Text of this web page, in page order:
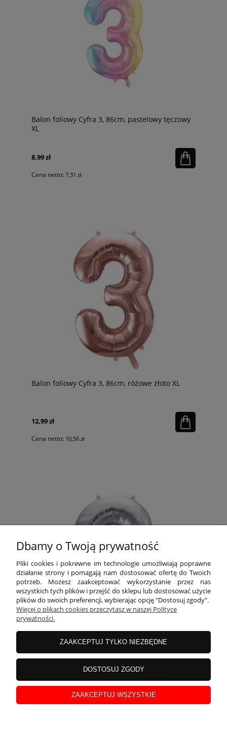
Balon foliowy Cyfra 3, 86cm, pastelowy tęczowy
XL
8,99 zł
Cena netto: 7,31 zł
Balon foliowy Cyfra 3, 86cm, różowe złoto XL
12,99 zł
Cena netto: 10,56 zł
Balon foliowy Cyfra 3, 86cm, srebrny XL
12,99 zł
Cena netto:10,56 zł
Dbamy o Twoją prywatność
Pliki cookies i pokrewne im technologie umożliwiają poprawne
działanie strony i pomagają nam dostosować ofertę do Twoich
potrzeb. Możesz zaakceptować wykorzystanie przez nas
wszystkich tych plików i przejść do sklepu lub dostosować użycie
plików do swoich preferencji, wybierając opcję "Dostosuj zgody".
Więcej o plikach cookies przeczytasz w naszej Polityce
prywatności.
ZAAKCEPTUJ TYLKO NIEZBĘDNE
DOSTOSUJ ZGODY
ZAAKCEPTUJ WSZYSTKIE